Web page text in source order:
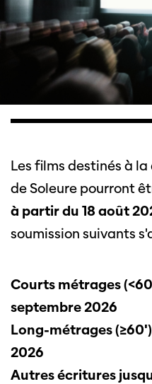
Les films destinés à
de Soleure pourront
à partir du 18 août
soumission suivants
Courts métrages
septembre 2026
Long-métrages
2026
Autres écritures